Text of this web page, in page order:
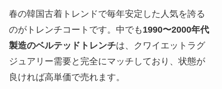
春の韓国古着トレンドで毎年安定した人気を誇る
のがトレンチコートです。中でも 1990〜2000年代
製造のベルテッドトレンチは、クワイエットラグ
ジュアリー需要と完全にマッチしており、状態が
良ければ高単価で売れます。